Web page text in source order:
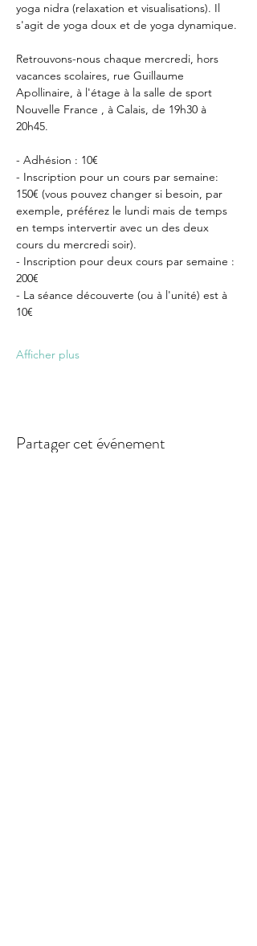
yoga nidra (relaxation et visualisations). Il
s'agit de yoga doux et de yoga dynamique.
Retrouvons-nous chaque mercredi, hors
vacances scolaires, rue Guillaume
Apollinaire, à l'étage à la salle de sport
Nouvelle France , à Calais, de 19h30 à
20h45.
- Adhésion : 10€
- Inscription pour un cours par semaine:
150€ (vous pouvez changer si besoin, par
exemple, préférez le lundi mais de temps
en temps intervertir avec un des deux
cours du mercredi soir).
- Inscription pour deux cours par semaine :
200€
- La séance découverte (ou à l'unité) est à
10€
Afficher plus
Partager cet événement